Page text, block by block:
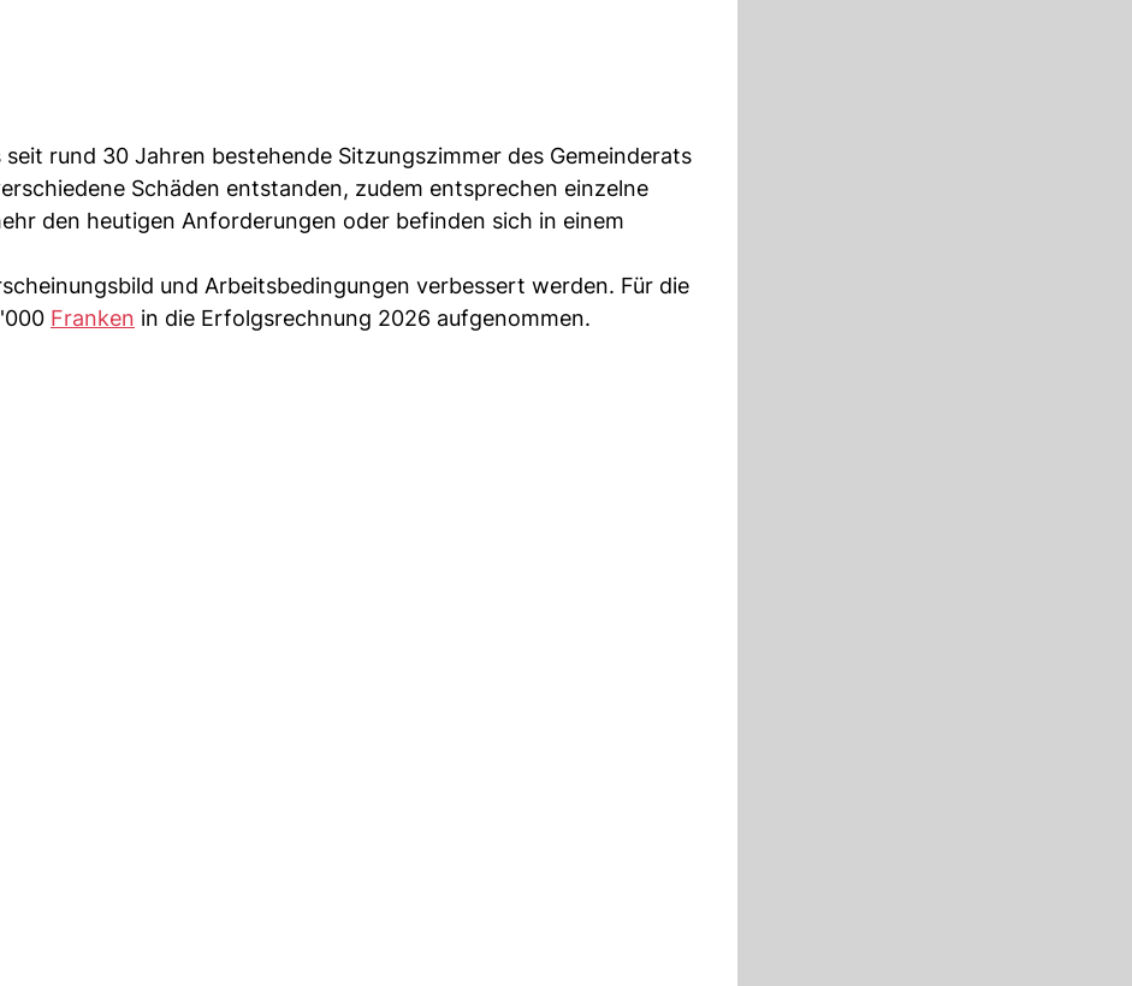
rund 30 Jahren bestehende Sitzungszimmer des Gemeinderats
Schäden entstanden, zudem entsprechen einzelne
den heutigen Anforderungen oder befinden sich in einem
und Arbeitsbedingungen verbessert werden. Für die
Franken in die Erfolgsrechnung 2026 aufgenommen.